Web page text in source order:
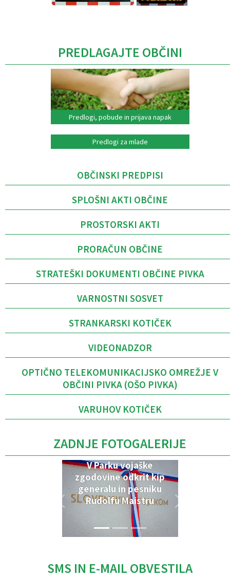
PREDLAGAJTE OBČINI
Predlogi, pobude in prijava napak
Predlogi za mlade
OBČINSKI PREDPISI
SPLOŠNI AKTI OBČINE
PROSTORSKI AKTI
PRORAČUN OBČINE
STRATEŠKI DOKUMENTI OBČINE PIVKA
VARNOSTNI SOSVET
STRANKARSKI KOTIČEK
VIDEONADZOR
OPTIČNO TELEKOMUNIKACIJSKO OMREŽJE V
OBČINI PIVKA (OŠO PIVKA)
VARUHOV KOTIČEK
ZADNJE FOTOGALERIJE
V Parku vojaške
zgodovine odkrit kip
generalu in pesniku
Rudolfu Maistru
SMS IN E-MAIL OBVESTILA